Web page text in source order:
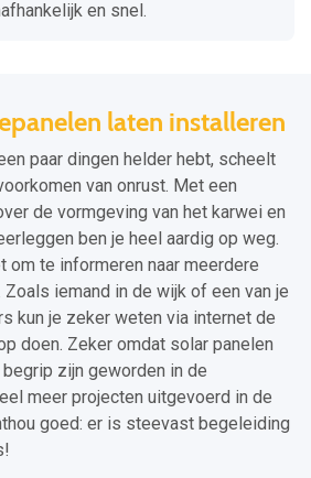
en snel.
laten installeren
paar dingen helder hebt, scheelt
van onrust. Met een
de vormgeving van het karwei en
ben je heel aardig op weg.
om te informeren naar meerdere
iemand in de wijk of een van je
kun je zeker weten via internet de
doen. Zeker omdat solar panelen
zijn geworden in de
meer projecten uitgevoerd in de
goed: er is steevast begeleiding